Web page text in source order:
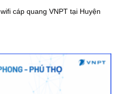
cáp quang VNPT tại Huyện